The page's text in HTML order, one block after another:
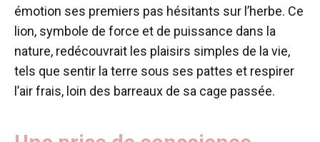
émotion ses premiers pas hésitants sur l’herbe. Ce
lion, symbole de force et de puissance dans la
nature, redécouvrait les plaisirs simples de la vie,
tels que sentir la terre sous ses pattes et respirer
l’air frais, loin des barreaux de sa cage passée.